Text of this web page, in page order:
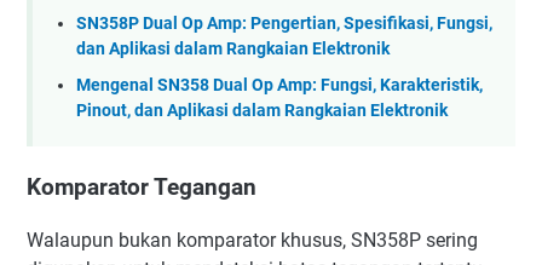
SN358P Dual Op Amp: Pengertian, Spesifikasi, Fungsi,
dan Aplikasi dalam Rangkaian Elektronik
Mengenal SN358 Dual Op Amp: Fungsi, Karakteristik,
Pinout, dan Aplikasi dalam Rangkaian Elektronik
Komparator Tegangan
Walaupun bukan komparator khusus, SN358P sering